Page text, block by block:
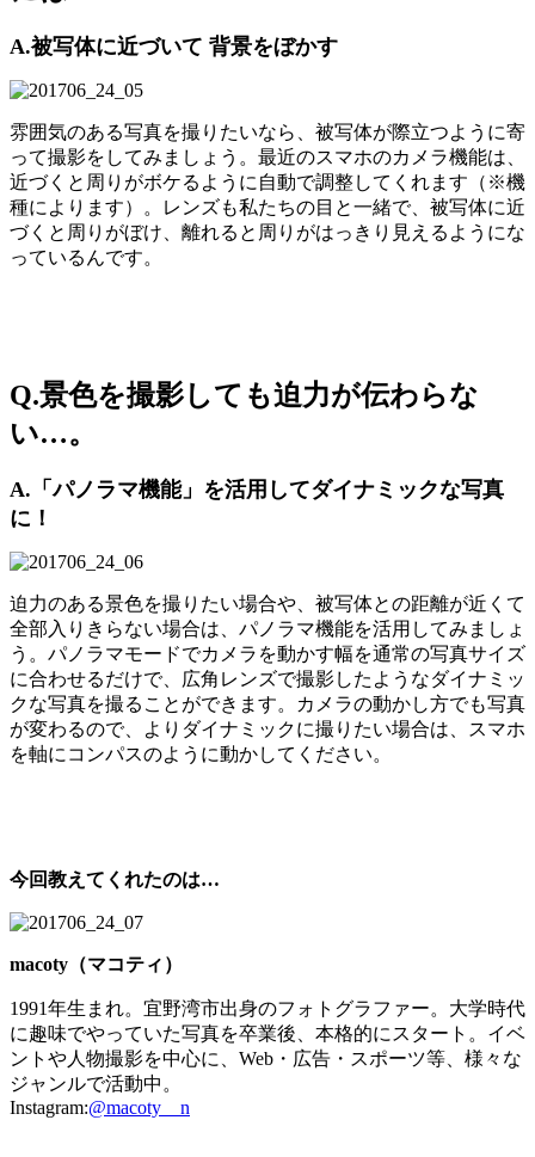
A.被写体に近づいて 背景をぼかす
雰囲気のある写真を撮りたいなら、被写体が際立つように寄
って撮影をしてみましょう。最近のスマホのカメラ機能は、
近づくと周りがボケるように自動で調整してくれます（※機
種によります）。レンズも私たちの目と一緒で、被写体に近
づくと周りがぼけ、離れると周りがはっきり見えるようにな
っているんです。
Q.景色を撮影しても迫力が伝わらな
い…。
A.「パノラマ機能」を活用してダイナミックな写真
に！
迫力のある景色を撮りたい場合や、被写体との距離が近くて
全部入りきらない場合は、パノラマ機能を活用してみましょ
う。パノラマモードでカメラを動かす幅を通常の写真サイズ
に合わせるだけで、広角レンズで撮影したようなダイナミッ
クな写真を撮ることができます。カメラの動かし方でも写真
が変わるので、よりダイナミックに撮りたい場合は、スマホ
を軸にコンパスのように動かしてください。
今回教えてくれたのは…
macoty（マコティ）
1991年生まれ。宜野湾市出身のフォトグラファー。大学時代
に趣味でやっていた写真を卒業後、本格的にスタート。イベ
ントや人物撮影を中心に、Web・広告・スポーツ等、様々な
ジャンルで活動中。
Instagram:@macoty__n